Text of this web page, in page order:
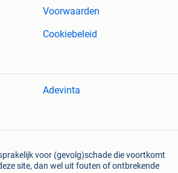
Voorwaarden
Cookiebeleid
Adevinta
voor (gevolg)schade die voortkomt
site, dan wel uit fouten of ontbrekende